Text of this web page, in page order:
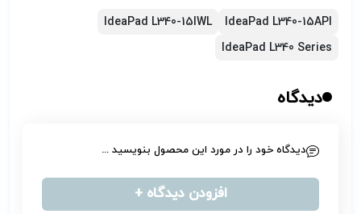
IdeaPad L340-15API
IdeaPad L340-15IWL
IdeaPad L340 Series
دیدگاه
دیدگاه خود را در مورد این محصول بنویسید ...
افزودن دیدگاه +